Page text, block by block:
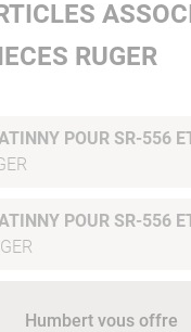
RUGER
POUR SR-556
POUR SR-556
Humbert vous offre